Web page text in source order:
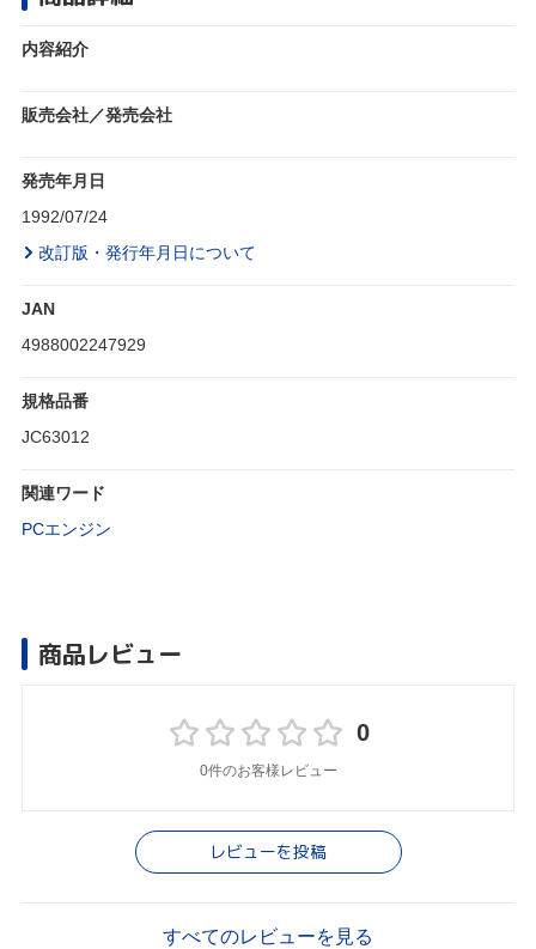
内容紹介
販売会社／発売会社
発売年月日
1992/07/24
改訂版・発行年月日について
JAN
4988002247929
規格品番
JC63012
関連ワード
PCエンジン
商品レビュー
0
0件のお客様レビュー
レビューを投稿
すべてのレビューを見る